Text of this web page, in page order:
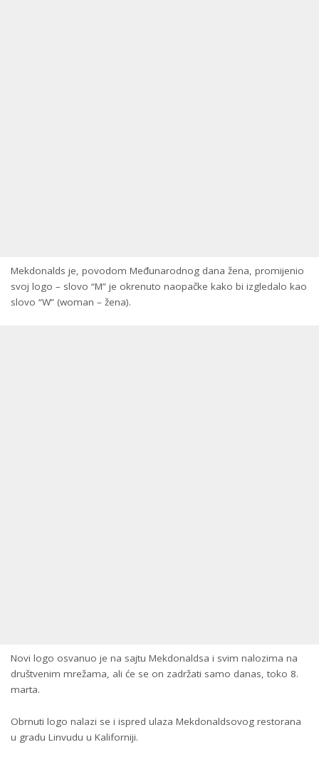
Mekdonalds je, povodom Međunarodnog dana žena, promijenio
svoj logo – slovo “M” je okrenuto naopačke kako bi izgledalo kao
slovo “W” (woman – žena).
Novi logo osvanuo je na sajtu Mekdonaldsa i svim nalozima na
društvenim mrežama, ali će se on zadržati samo danas, toko 8.
marta.
Obrnuti logo nalazi se i ispred ulaza Mekdonaldsovog restorana
u gradu Linvudu u Kaliforniji.